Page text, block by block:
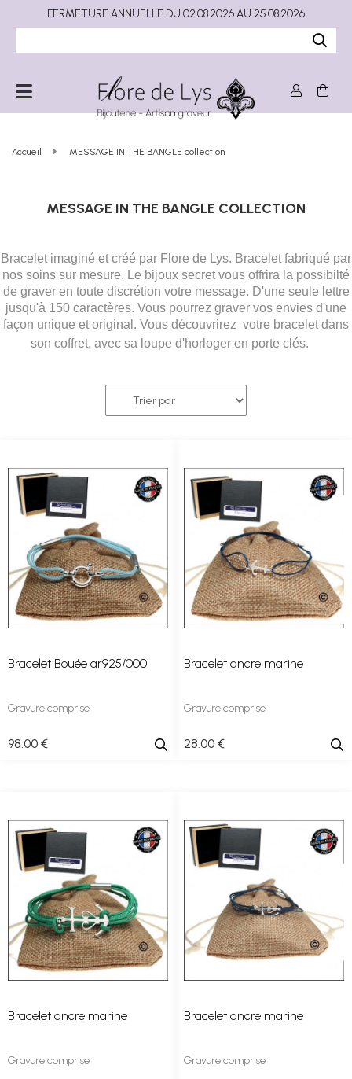
Accueil MESSAGE IN THE BANGLE collection
MESSAGE IN THE BANGLE COLLECTION
Bracelet imaginé et créé par Flore de Lys. Bracelet fabriqué par
nos soins sur mesure. Le bijoux secret vous offrira la possibilté
de graver en toute discrétion votre message. D'une seule lettre
jusqu'à 150 caractères. Vous pourrez graver vos envies d'une
façon unique et original. Vous découvrirez votre bracelet dans
son coffret, avec sa loupe d'horloger en porte clés.
Bracelet Bouée ar925/000
Gravure comprise
98.00 €
Bracelet ancre marine
Gravure comprise
28.00 €
Bracelet ancre marine
Gravure comprise
Bracelet ancre marine
Gravure comprise
FERMETURE ANNUELLE DU 02.08.2026 AU 25.08.2026